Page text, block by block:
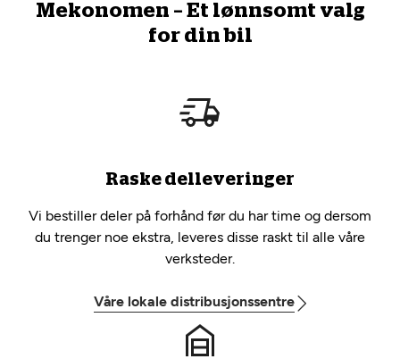
Mekonomen – Et lønnsomt valg
for din bil
Raske delleveringer
Vi bestiller deler på forhånd før du har time og dersom
du trenger noe ekstra, leveres disse raskt til alle våre
verksteder.
Våre lokale distribusjonssentre